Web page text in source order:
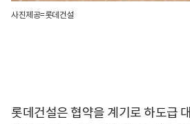
사진제공=롯데건설
롯데건설은 협약을 계기로 하도급